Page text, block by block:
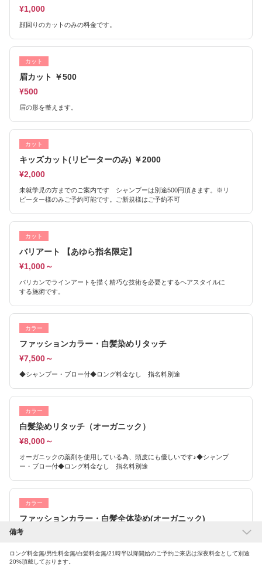
¥1,000
顔回りのカットのみの料金です。
カット
眉カット ￥500
¥500
眉の形を整えます。
カット
キッズカット(リピーターのみ) ￥2000
¥2,000
未就学児の方までのご案内です シャンプーは別途500円頂きます。※リ
ピーター様のみご予約可能です。ご新規様はご予約不可
カット
バリアート 【あゆら指名限定】
¥1,000～
バリカンでラインアートを描く精巧な技術を必要とするヘアスタイルに
する施術です。
カラー
ファッションカラー・白髪染めリタッチ
¥7,500～
◆シャンプー・ブロー付◆ロング料金なし 指名料別途
カラー
白髪染めリタッチ（オーガニック）
¥8,000～
オーガニックの薬剤を使用している為、頭皮にも優しいです♪◆シャンプ
ー・ブロー付◆ロング料金なし 指名料別途
カラー
ファッションカラー・白髪全体染め(オーガニック)
¥9,000～
オーガニック配合の薬剤を使用するため頭皮に優しく艶やかな仕上がり
になります。◆シャンプー・ブロー付◆ロング料金なし 指名料別途
備考
ロング料金無/男性料金無/白髪料金無/21時半以降開始のご予約ご来店は深夜料金として別途
20%頂戴しております。